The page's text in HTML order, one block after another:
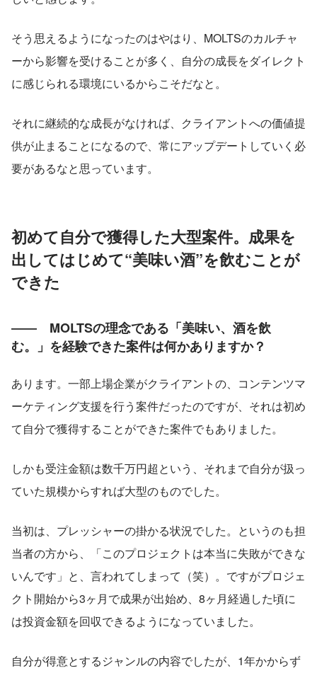
そう思えるようになったのはやはり、MOLTSのカルチャ
ーから影響を受けることが多く、自分の成長をダイレクト
に感じられる環境にいるからこそだなと。
それに継続的な成長がなければ、クライアントへの価値提
供が止まることになるので、常にアップデートしていく必
要があるなと思っています。
初めて自分で獲得した大型案件。成果を
出してはじめて“美味い酒”を飲むことが
できた
――　MOLTSの理念である「美味い、酒を飲
む。」を経験できた案件は何かありますか？
あります。一部上場企業がクライアントの、コンテンツマ
ーケティング支援を行う案件だったのですが、それは初め
て自分で獲得することができた案件でもありました。
しかも受注金額は数千万円超という、それまで自分が扱っ
ていた規模からすれば大型のものでした。
当初は、プレッシャーの掛かる状況でした。というのも担
当者の方から、「このプロジェクトは本当に失敗ができな
いんです」と、言われてしまって（笑）。ですがプロジェ
クト開始から3ヶ月で成果が出始め、8ヶ月経過した頃に
は投資金額を回収できるようになっていました。
自分が得意とするジャンルの内容でしたが、1年かからず